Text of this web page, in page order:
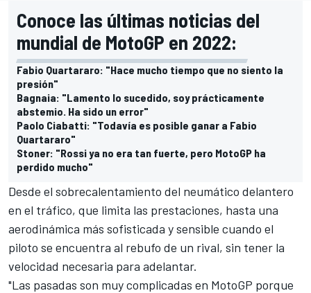
Conoce las últimas noticias del
mundial de MotoGP en 2022:
Fabio Quartararo: "Hace mucho tiempo que no siento la
presión"
Bagnaia: "Lamento lo sucedido, soy prácticamente
abstemio. Ha sido un error"
Paolo Ciabatti: "Todavía es posible ganar a Fabio
Quartararo"
Stoner: "Rossi ya no era tan fuerte, pero MotoGP ha
perdido mucho"
Desde el sobrecalentamiento del neumático delantero
en el tráfico, que limita las prestaciones, hasta una
aerodinámica más sofisticada y sensible cuando el
piloto se encuentra al rebufo de un rival, sin tener la
velocidad necesaria para adelantar.
"Las pasadas son muy complicadas en MotoGP porque